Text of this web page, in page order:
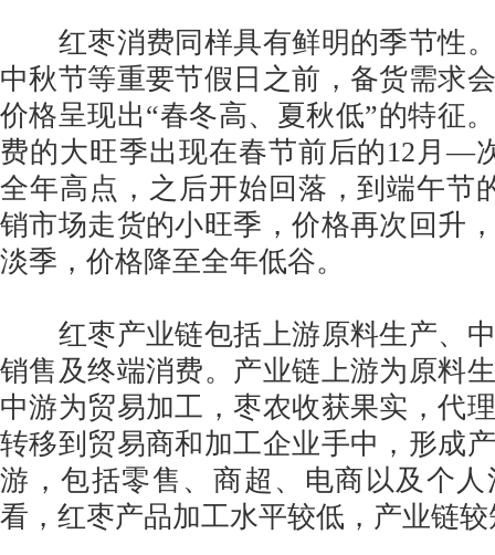
红枣消费同样具有鲜明的季节性。
中秋节等重要节假日之前，备货需求
价格呈现出“春冬高、夏秋低”的特征
费的大旺季出现在春节前后的12月—
全年高点，之后开始回落，到端午节
销市场走货的小旺季，价格再次回升
淡季，价格降至全年低谷。
红枣产业链包括上游原料生产、中
销售及终端消费。产业链上游为原料
中游为贸易加工，枣农收获果实，代
转移到贸易商和加工企业手中，形成
游，包括零售、商超、电商以及个
看，红枣产品加工水平较低，产业链